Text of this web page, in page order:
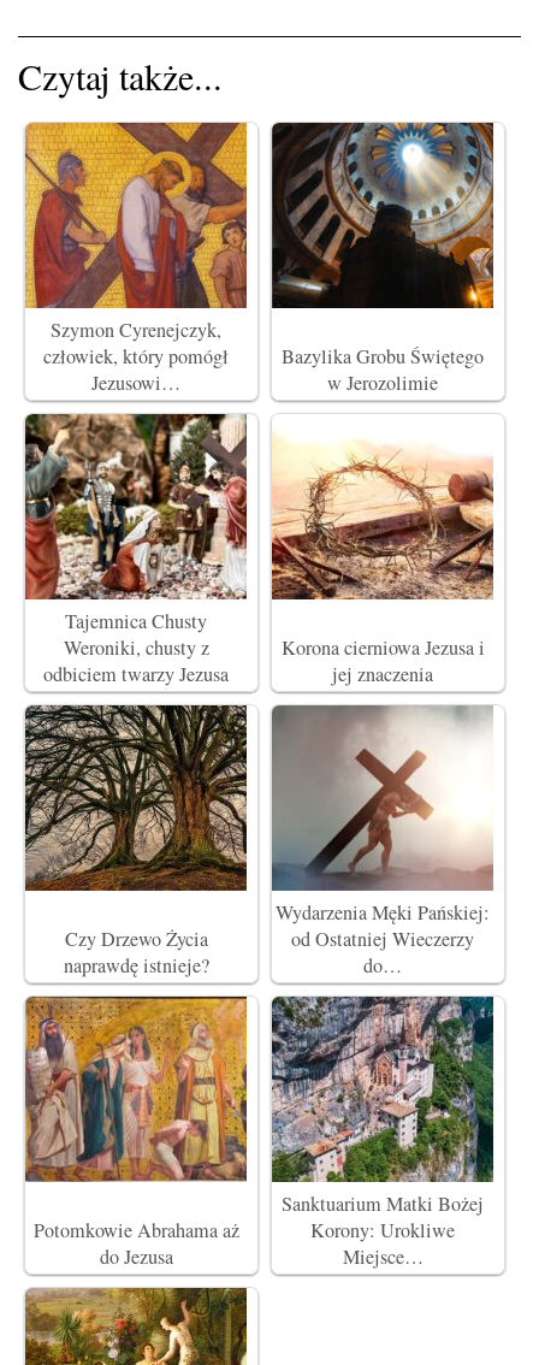
Czytaj także...
Szymon Cyrenejczyk,
człowiek, który pomógł
Jezusowi…
Bazylika Grobu Świętego
w Jerozolimie
Tajemnica Chusty
Weroniki, chusty z
odbiciem twarzy Jezusa
Korona cierniowa Jezusa i
jej znaczenia
Czy Drzewo Życia
naprawdę istnieje?
Wydarzenia Męki Pańskiej:
od Ostatniej Wieczerzy
do…
Potomkowie Abrahama aż
do Jezusa
Sanktuarium Matki Bożej
Korony: Urokliwe
Miejsce…